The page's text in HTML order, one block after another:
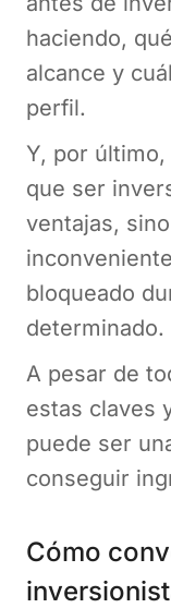
haciendo,
alcance y
perfil.
Y, por
que ser
ventajas,
bloqueado
determinado.
A pesar de
estas claves
puede ser
conseguir
Cómo